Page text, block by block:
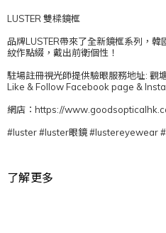
LUSTER 雙樑鏡框
品牌LUSTER帶來了全新鏡框系列，
紋作點綴，戴出前衛個性！
駐場註冊視光師提供驗眼服務地址: 觀
Like & Follow Facebook page &
網店：https://
#luster #luster眼鏡 #lustereyewear
了解更多